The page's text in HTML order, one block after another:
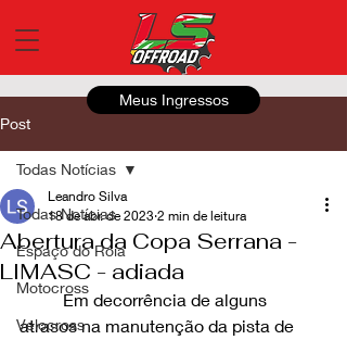
Meus Ingressos
Post
Todas Notícias
Espaço do Roia
Motocross
Velocross
Todas Notícias
Abertura da Copa Serrana -
LIMASC - adiada
Leandro Silva
18 de abr. de 2023 2 min de leitura
	Em decorrência de alguns
atrasos na manutenção da pista de